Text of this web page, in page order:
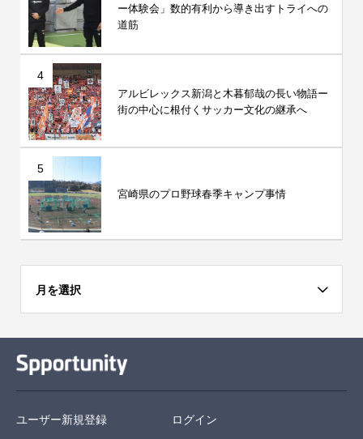
ー体験会」数的有利から導き出すトライへの
道筋
4
アルビレックス新潟と木暮郁哉の長い物語ー
街の中心に根付くサッカー文化の継承へ
5
宮崎県のプロ野球春季キャンプ事情
月を選択
ユーザー新規登録 ログイン